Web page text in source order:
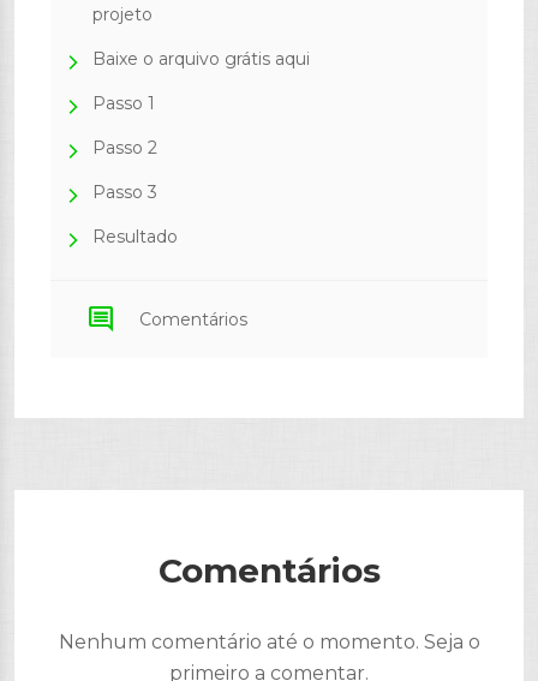
projeto
Baixe o arquivo grátis aqui
Passo 1
Passo 2
Passo 3
Resultado
comment Comentários
Comentários
Nenhum comentário até o momento. Seja o
primeiro a comentar.